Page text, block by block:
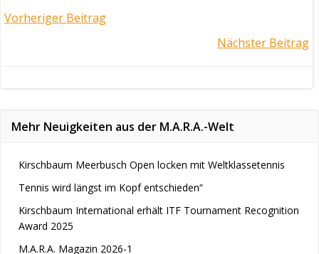
Post
Vorheriger Beitrag
Nächster Beitrag
Mehr Neuigkeiten aus der M.A.R.A.-Welt
Kirschbaum Meerbusch Open locken mit Weltklassetennis
Tennis wird längst im Kopf entschieden“
Kirschbaum International erhält ITF Tournament Recognition
Award 2025
M.A.R.A. Magazin 2026-1